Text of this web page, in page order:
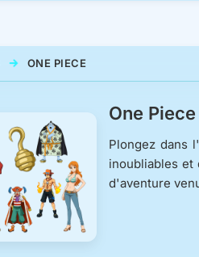
ONE PIECE
One
Plongez dans
inoubliables
d'aventure